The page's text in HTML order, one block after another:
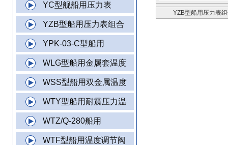
YC型舰船用压力表
YZB型船用压力表组合
YPK-03-C型船用
WLG型船用金属套温度
WSS型船用双金属温度
WTY型船用耐震压力温
WTZ/Q-280船用
WTF型船用温度调节阀
YZB型船用压力表